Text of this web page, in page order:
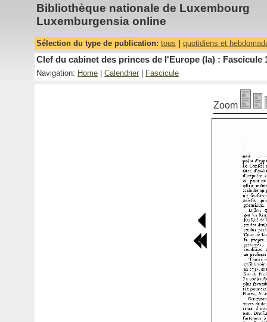
Bibliothèque nationale de Luxembourg
Luxemburgensia online
Sélection du type de publication: tous quotidiens et
Clef du cabinet des princes de l'Europe (la) : Fascicule
Navigation: Home Calendrier Fascicule
Zoom